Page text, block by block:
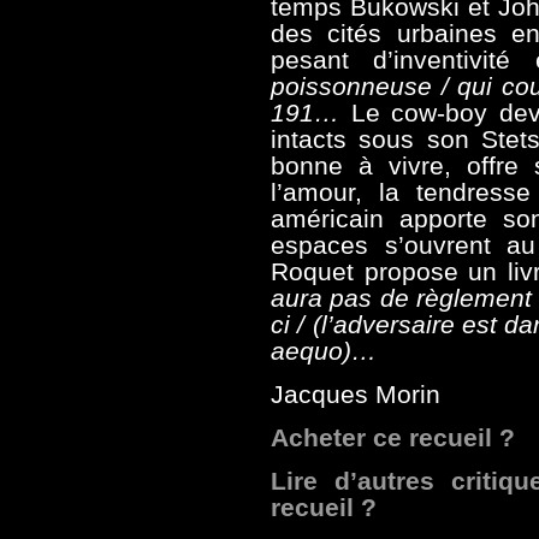
temps Bukowski et
des cités urbaines
pesant
poissonneuse / qui
191… Le cow-boy
intacts sous son
bonne à vivre, offre
l’amour, la
américain apporte
espaces s’ouvrent
Roquet propose un
aura pas de
ci / (l’adversaire est
aequo)…
Jacques Morin
Acheter ce recueil ?
Lire d’autres
recueil ?